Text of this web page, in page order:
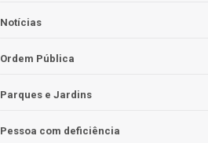
Notícias
Ordem Pública
Parques e Jardins
Pessoa com deficiência